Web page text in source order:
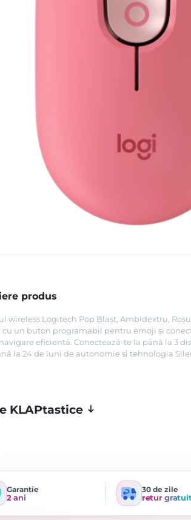
produs
wireless Logitech Pop Blast, Ambidextru,
cu un buton programabil pentru emoji și
eficientă. Conectează-te la până la 3
la 24 de luni de autonomie și tehnologia
KLAPtastice
Garanție
2 ani
30 de zile
retur gratuit